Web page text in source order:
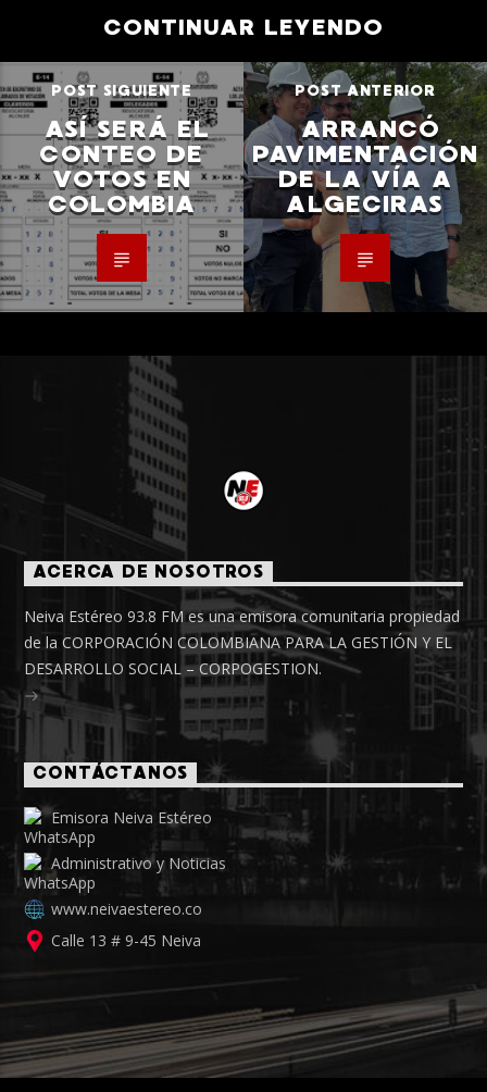
CONTINUAR LEYENDO
POST SIGUIENTE
ASÍ SERÁ EL
CONTEO DE
VOTOS EN
COLOMBIA
POST ANTERIOR
ARRANCÓ
PAVIMENTACIÓN
DE LA VÍA A
ALGECIRAS
ACERCA DE NOSOTROS
Neiva Estéreo 93.8 FM es una emisora comunitaria propiedad
de la CORPORACIÓN COLOMBIANA PARA LA GESTIÓN Y EL
DESARROLLO SOCIAL – CORPOGESTION.
CONTÁCTANOS
Emisora Neiva Estéreo
Administrativo y Noticias
www.neivaestereo.co
Calle 13 # 9-45 Neiva